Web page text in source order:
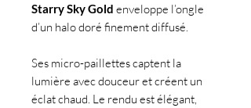
Starry Sky Gold enveloppe l’ongle
d’un halo doré finement diffusé.
Ses micro-paillettes captent la
lumière avec douceur et créent un
éclat chaud. Le rendu est élégant,